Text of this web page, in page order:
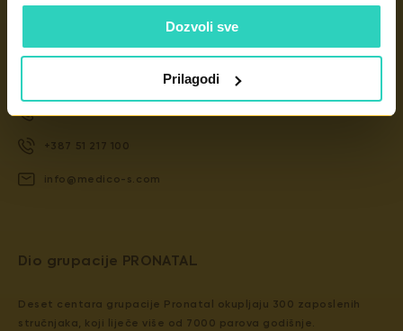
Dozvoli sve
Prilagodi
Dio grupacije PRONATAL
Deset centara grupacije Pronatal okupljaju 300 zaposlenih
stručnjaka, koji liječe više od 7000 parova godišnje.
Kontakt
Jovana Dučića 68, 78 000 Banja Luka
+387 51 232 102
+387 51 217 100
info@medico-s.com